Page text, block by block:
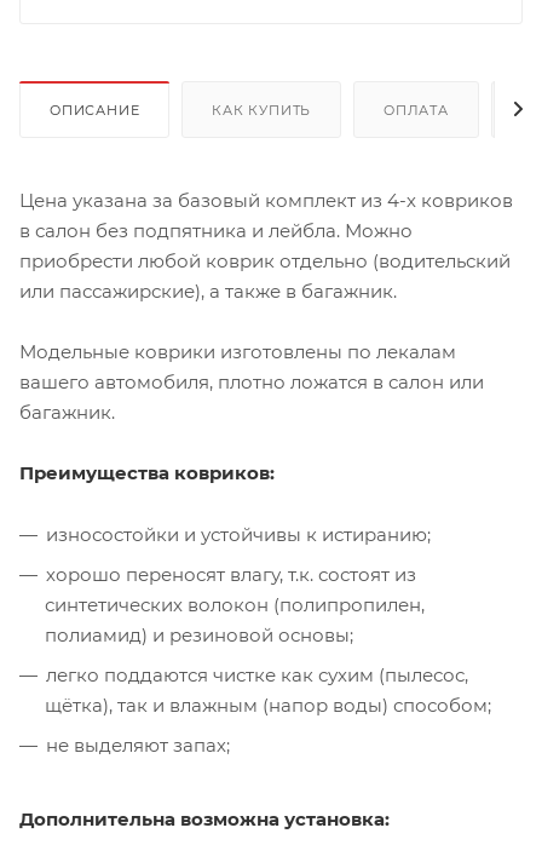
ОПИСАНИЕ КАК КУПИТЬ ОПЛАТА
Цена указана за базовый комплект из 4-х ковриков
в салон без подпятника и лейбла. Можно
приобрести любой коврик отдельно (водительский
или пассажирские), а также в багажник.
Модельные коврики изготовлены по лекалам
вашего автомобиля, плотно ложатся в салон или
багажник.
Преимущества ковриков:
износостойки и устойчивы к истиранию;
хорошо переносят влагу, т.к. состоят из
синтетических волокон (полипропилен,
полиамид) и резиновой основы;
легко поддаются чистке как сухим (пылесос,
щётка), так и влажным (напор воды) способом;
не выделяют запах;
Дополнительна возможна установка: